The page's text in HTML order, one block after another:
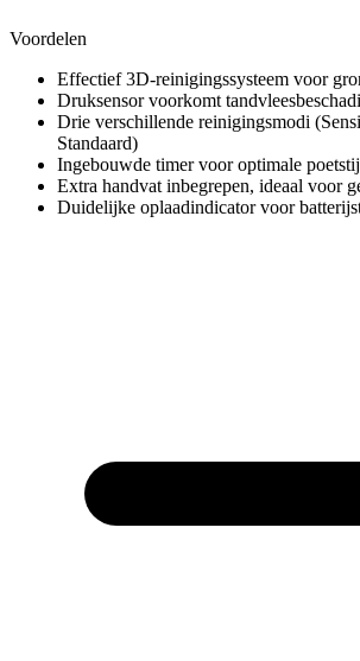
Voordelen
Effectief 3D-reinigingssysteem voor
Druksensor voorkomt
Drie verschillende reinigingsmodi
Standaard)
Ingebouwde timer voor optimale
Extra handvat inbegrepen, ideaal voor
Duidelijke oplaadindicator voor